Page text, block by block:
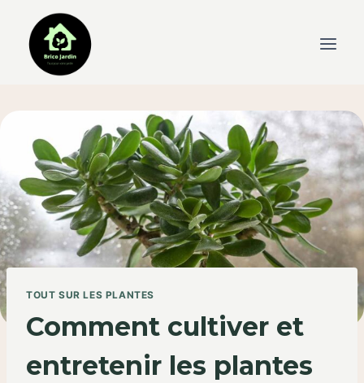
content
TOUT SUR LES PLANTES
Comment cultiver et
entretenir les plantes